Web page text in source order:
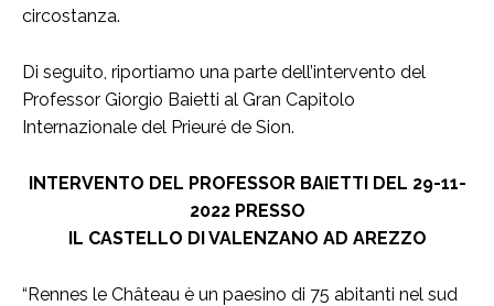
circostanza.
Di seguito, riportiamo una parte dell’intervento del
Professor Giorgio Baietti al Gran Capitolo
Internazionale del Prieuré de Sion.
INTERVENTO DEL PROFESSOR BAIETTI DEL 29-11-
2022 PRESSO
IL CASTELLO DI VALENZANO AD AREZZO
“Rennes le Château è un paesino di 75 abitanti nel sud